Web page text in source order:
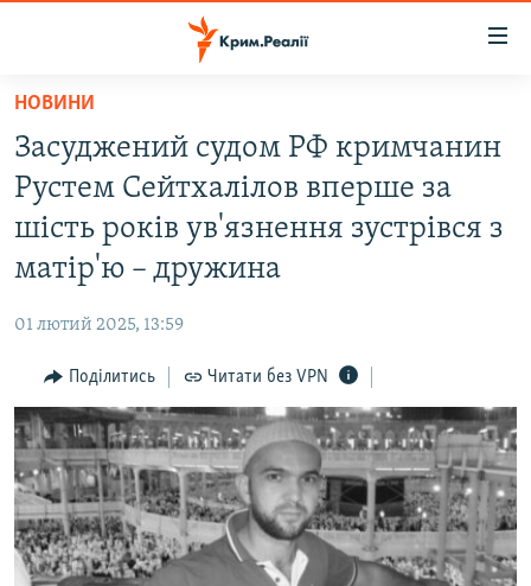
Перейти
основного
матеріалу
Перейти
до
основної
Перейти
пошуку
ВОДА.КРИМ
ВІДЕО ТА ФОТО
ПОЛІТИКА
ІНТЕРВ'Ю
ВСЕ ЗА ДЕНЬ
СПЕЦПРОЕКТИ
ДЕПОРТАЦІЯ
ВІДЕОУРОКИ «ELIFBE»
ЯК ОБІЙТИ БЛОКУВАННЯ
Русский
НОВИНИ
Засуджений судом РФ кримчанин
Рустем Сейтхалілов вперше за
шість років ув'язнення зустрівся з
матір'ю – дружина
01 лютий 2025, 13:59
Поділитись Читати без VPN